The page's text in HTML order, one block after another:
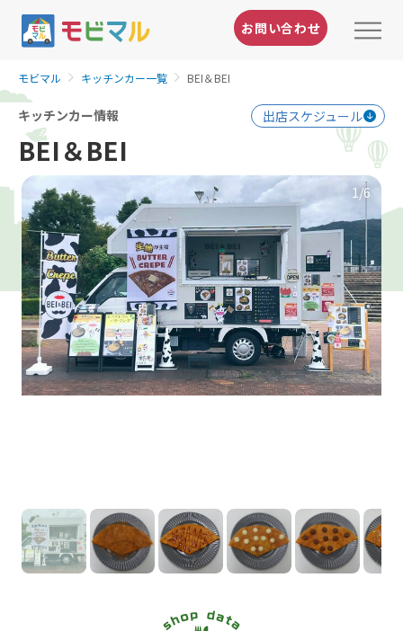
お問い合わせ
モビマル キッチンカー一覧 BEI＆BEI
キッチンカー情報 出店スケジュール
BEI＆BEI
1 /6